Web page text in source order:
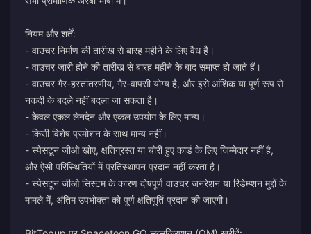
नियम और शर्तें:
- वाउचर निर्माण की तारीख से बारह महीने के लिए वैध है।
- वाउचर जारी होने की तारीख से बारह महीने के बाद समाप्त हो जाते हैं।
- वाउचर गैर-हस्तांतरणीय, गैर-वापसी योग्य है, और इसे आंशिक या पूर्ण रूप से
नकदी के बदले नहीं बदला जा सकता है।
- केवल एकल लेनदेन और एकल उपयोग के लिए मान्य।
- किसी विशेष प्रमोशन के साथ मान्य नहीं।
- स्पेसटून जीओ खोए, क्षतिग्रस्त या चोरी हुए कार्ड के लिए जिम्मेदार नहीं है,
और ऐसी परिस्थितियों में प्रतिस्थापन प्रदान नहीं करता है।
- स्पेसटून जीओ सिस्टम के कारण दोषपूर्ण वाउचर जनरेशन या रिडेम्प्शन मुद्दों के
मामले में, अंतिम उपभोक्ता को पूर्ण क्षतिपूर्ति प्रदान की जाएगी।